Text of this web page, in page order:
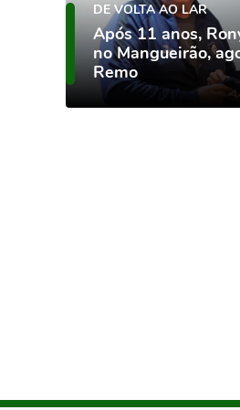
DE VOLTA AO LAR
Após 11 anos,
no Mangueirão,
Remo